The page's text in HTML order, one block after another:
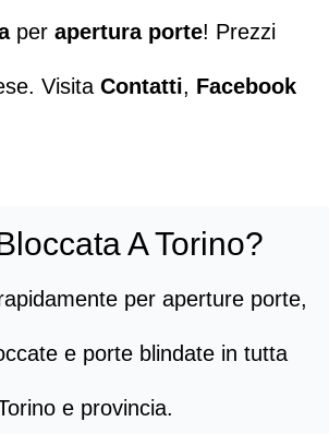
per apertura porte! Prezzi
Visita Contatti, Facebook
A Torino?
per aperture porte,
e porte blindate in tutta
e provincia.